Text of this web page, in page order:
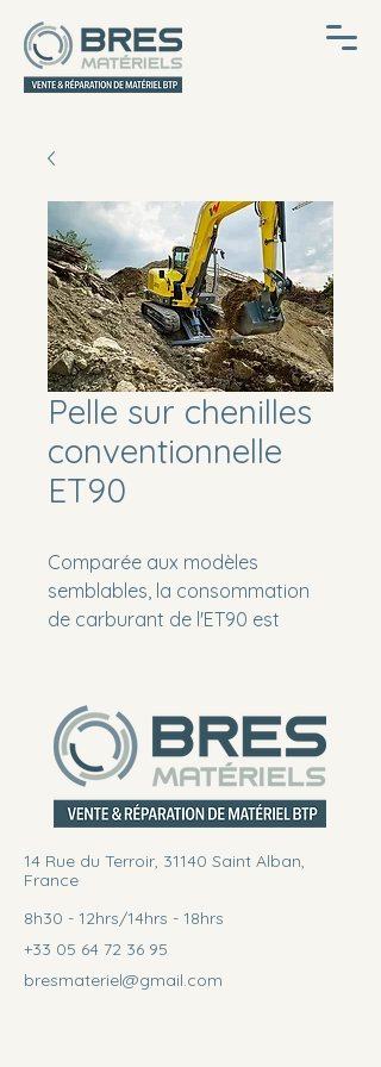
Pelle sur chenilles
conventionnelle
ET90
Comparée aux modèles
semblables, la consommation
de carburant de l'ET90 est
sensiblement les coûts
d'exploitation. Et sur le terrain,
elle excelle par une performance
hydraulique et une puissance du
moteur remarquables. Cette
d'obtenir une incroyable
puissance d'excavation
affichant une force de cavage
augmentée de près de 20 %.
Quant au système hydraulique
14 Rue du Terroir, 31140 Saint Alban,
France
8h30 - 12hrs/14hrs - 18hrs
+33 05 64 72 36 95
bresmateriel@gmail.com